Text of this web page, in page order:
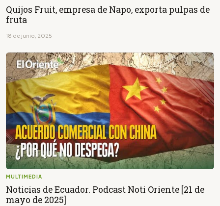
Quijos Fruit, empresa de Napo, exporta pulpas de
fruta
18 de junio, 2025
MULTIMEDIA
Noticias de Ecuador. Podcast Noti Oriente [21 de
mayo de 2025]